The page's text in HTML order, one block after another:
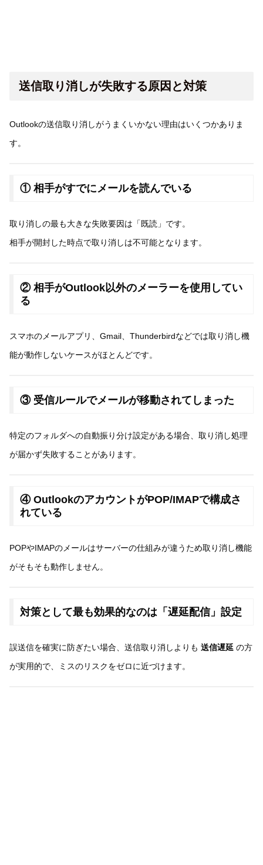
送信取り消しが失敗する原因と対策
Outlookの送信取り消しがうまくいかない理由はいくつかありま
す。
① 相手がすでにメールを読んでいる
取り消しの最も大きな失敗要因は「既読」です。
相手が開封した時点で取り消しは不可能となります。
② 相手がOutlook以外のメーラーを使用してい
る
スマホのメールアプリ、Gmail、Thunderbirdなどでは取り消し機
能が動作しないケースがほとんどです。
③ 受信ルールでメールが移動されてしまった
特定のフォルダへの自動振り分け設定がある場合、取り消し処理
が届かず失敗することがあります。
④ OutlookのアカウントがPOP/IMAPで構成さ
れている
POPやIMAPのメールはサーバーの仕組みが違うため取り消し機能
がそもそも動作しません。
対策として最も効果的なのは「遅延配信」設定
誤送信を確実に防ぎたい場合、送信取り消しよりも 送信遅延 の方
が実用的で、ミスのリスクをゼロに近づけます。